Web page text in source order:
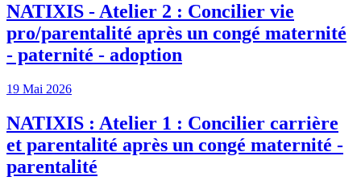
NATIXIS - Atelier 2 : Concilier vie
pro/parentalité après un congé maternité
- paternité - adoption
19 Mai 2026
NATIXIS : Atelier 1 : Concilier carrière
et parentalité après un congé maternité -
parentalité